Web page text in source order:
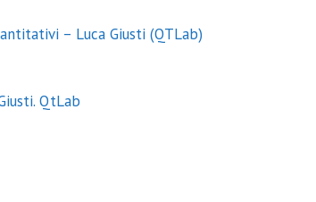
– Luca Giusti (QTLab)
QtLab